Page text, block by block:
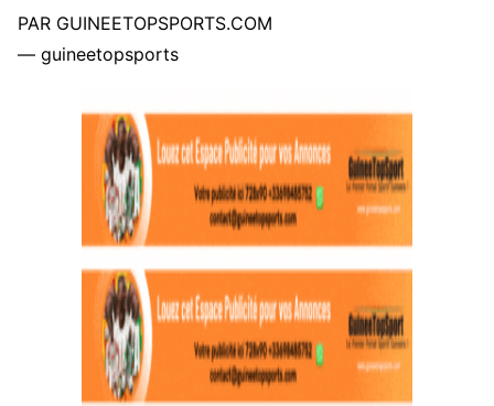
PAR GUINEETOPSPORTS.COM
— guineetopsports